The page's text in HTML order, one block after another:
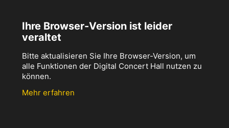
Ihre Browser-Version ist leider
veraltet
Bitte aktualisieren Sie Ihre Browser-Version, um
alle Funktionen der Digital Concert Hall nutzen zu
können.
Mehr erfahren